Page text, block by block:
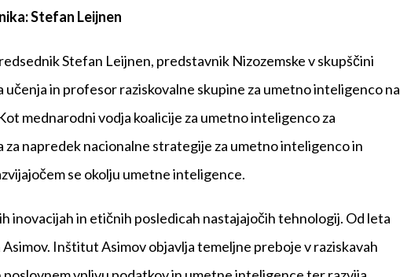
Stefan Leijnen
Stefan Leijnen, predstavnik Nizozemske v skupščini
in profesor raziskovalne skupine za umetno inteligenco na
mednarodni vodja koalicije za umetno inteligenco za
za napredek nacionalne strategije za umetno inteligenco in
se okolju umetne inteligence.
inovacijah in etičnih posledicah nastajajočih tehnologij. Od leta
Inštitut Asimov objavlja temeljne preboje v raziskavah